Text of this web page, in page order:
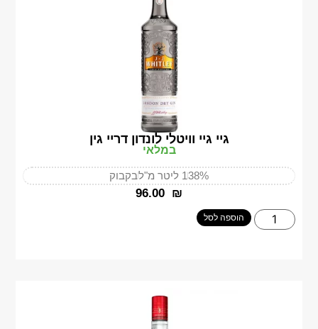
גיי גיי וויטלי לונדון דריי גין
במלאי
38%1 ליטר מ"ל בקבוק
‎96.00 ₪
הוספה לסל